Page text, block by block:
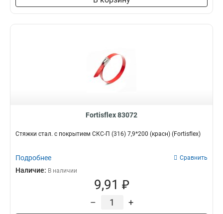
Fortisflex 83072
Стяжки стал. с покрытием СКС-П (316) 7,9*200 (красн) (Fortisflex)
Подробнее Сравнить
Наличие: В наличии
9,91 ₽
– +